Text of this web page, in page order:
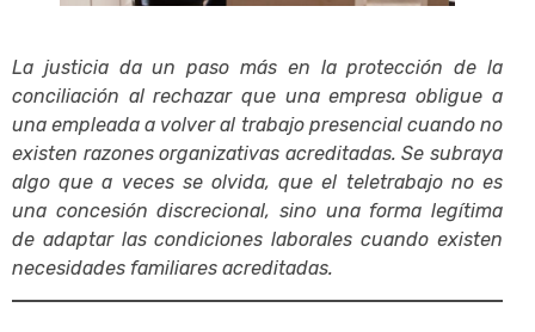
La justicia da un paso más en la protección de la
conciliación al rechazar que una empresa obligue a
una empleada a volver al trabajo presencial cuando no
existen razones organizativas acreditadas. Se subraya
algo que a veces se olvida, que el teletrabajo no es
una concesión discrecional, sino una forma legítima
de adaptar las condiciones laborales cuando existen
necesidades familiares acreditadas.